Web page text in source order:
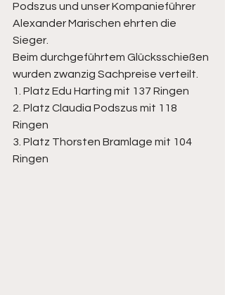
Podszus und unser Kompanieführer
Alexander Marischen ehrten die
Sieger.
Beim durchgeführtem Glücksschießen
wurden zwanzig Sachpreise verteilt.
1. Platz Edu Harting mit 137 Ringen
2. Platz Claudia Podszus mit 118
Ringen
3. Platz Thorsten Bramlage mit 104
Ringen